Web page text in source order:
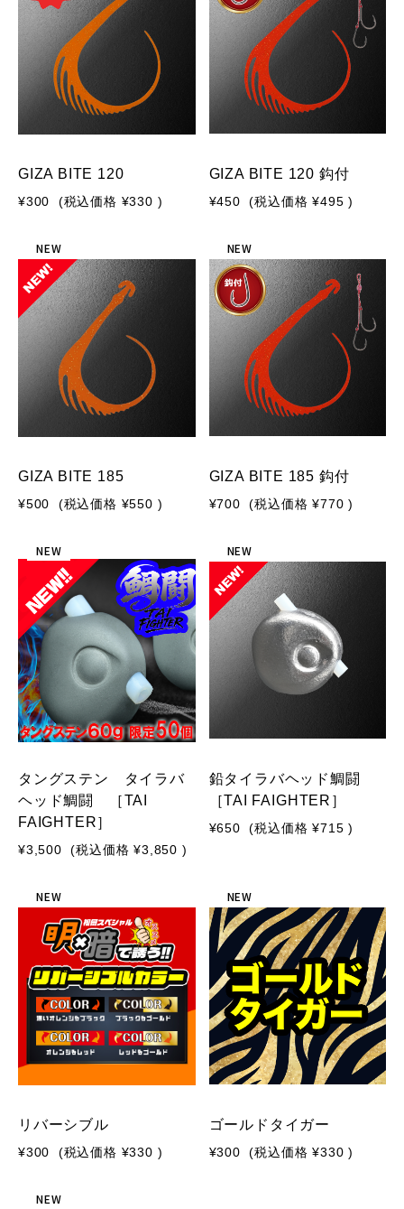
GIZA BITE 120
¥300 (税込価格 ¥330 )
GIZA BITE 120 鈎付
¥450 (税込価格 ¥495 )
NEW
GIZA BITE 185
¥500 (税込価格 ¥550 )
NEW
GIZA BITE 185 鈎付
¥700 (税込価格 ¥770 )
NEW
タングステン タイラバ
ヘッド鯛闘 ［TAI
FAIGHTER］
¥3,500 (税込価格 ¥3,850 )
NEW
鉛タイラバヘッド鯛闘
［TAI FAIGHTER］
¥650 (税込価格 ¥715 )
NEW
リバーシブル
¥300 (税込価格 ¥330 )
NEW
ゴールドタイガー
¥300 (税込価格 ¥330 )
NEW